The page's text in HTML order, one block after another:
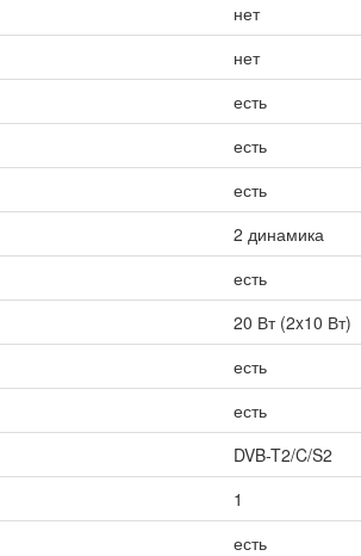
нет
нет
есть
есть
есть
2 динамика
есть
20 Вт (2x10 Вт)
есть
есть
DVB-T2/C/S2
1
есть